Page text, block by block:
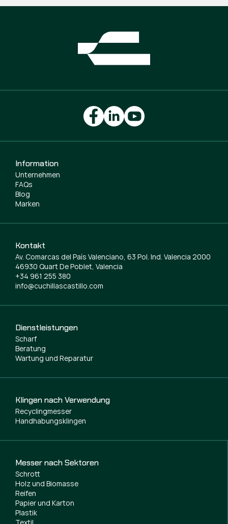
Dienstleistungen
Scharf
Beratung
Wartung und Reparatur
Klingen nach Verwendung
Recyclingmesser
Handhabungsklingen
Messer nach Sektoren
Schrott
Holz und Biomasse
Reifen
Papier und Karton
Plastik
Information
Unternehmen
FAQs
Blog
Marken
Kontakt
Av. Comarcas del País Valenciano, 63 Pol. Ind. Valencia 2000
46930 Quart De Poblet, Valencia
+34 961 255 380
info@cuchillascastillo.com